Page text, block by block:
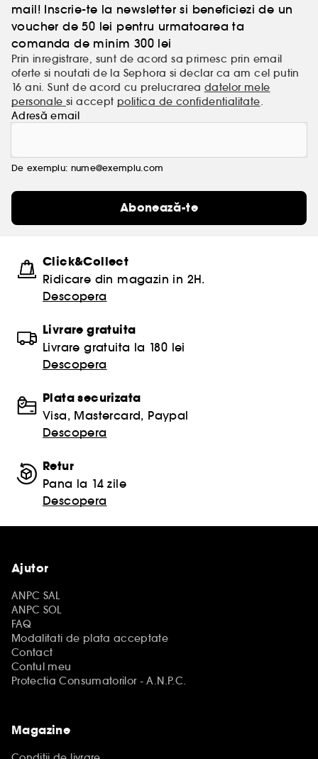
mail! Inscrie-te la newsletter si beneficiezi de un
voucher de 50 lei pentru urmatoarea ta
comanda de minim 300 lei
Prin inregistrare, sunt de acord sa primesc prin email
oferte si noutati de la Sephora si declar ca am cel putin
16 ani. Sunt de acord cu prelucrarea datelor mele
personalesi accept politica de confidentialitate.
Adresă email
De exemplu: nume@exemplu.com
Abonează-te
Click&Collect
Ridicare din magazin in 2H.
Descopera
Livrare gratuita
Livrare gratuita la 180 lei
Descopera
Plata securizata
Visa, Mastercard, Paypal
Descopera
Retur
Pana la 14 zile
Descopera
Ajutor
ANPC SAL
ANPC SOL
FAQ
Modalitati de plata acceptate
Contact
Contul meu
Protectia Consumatorilor - A.N.P.C.
Magazine